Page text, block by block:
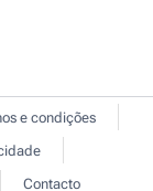
e condições
Contacto